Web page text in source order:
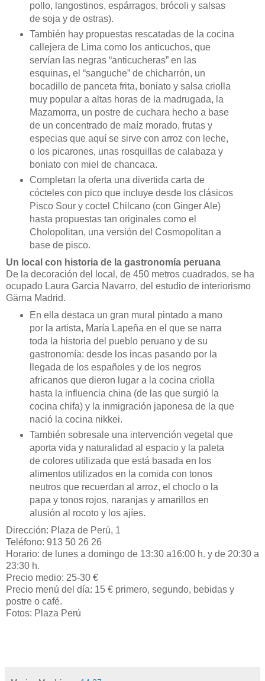
pollo, langostinos, espárragos, brócoli y salsas
de soja y de ostras).
También hay propuestas rescatadas de la cocina
callejera de Lima como los anticuchos, que
servían las negras “anticucheras” en las
esquinas, el “sanguche” de chicharrón, un
bocadillo de panceta frita, boniato y salsa criolla
muy popular a altas horas de la madrugada, la
Mazamorra, un postre de cuchara hecho a base
de un concentrado de maíz morado, frutas y
especias que aquí se sirve con arroz con leche,
o los picarones, unas rosquillas de calabaza y
boniato con miel de chancaca.
Completan la oferta una divertida carta de
cócteles con pico que incluye desde los clásicos
Pisco Sour y coctel Chilcano (con Ginger Ale)
hasta propuestas tan originales como el
Cholopolitan, una versión del Cosmopolitan a
base de pisco.
Un local con historia de la gastronomía peruana
De la decoración del local, de 450 metros cuadrados, se ha
ocupado Laura Garcia Navarro, del estudio de interiorismo
Gärna Madrid.
En ella destaca un gran mural pintado a mano
por la artista, María Lapeña en el que se narra
toda la historia del pueblo peruano y de su
gastronomía: desde los incas pasando por la
llegada de los españoles y de los negros
africanos que dieron lugar a la cocina criolla
hasta la influencia china (de las que surgió la
cocina chifa) y la inmigración japonesa de la que
nació la cocina nikkei.
También sobresale una intervención vegetal que
aporta vida y naturalidad al espacio y la paleta
de colores utilizada que está basada en los
alimentos utilizados en la comida con tonos
neutros que recuerdan al arroz, el choclo o la
papa y tonos rojos, naranjas y amarillos en
alusión al rocoto y los ajíes.
Dirección: Plaza de Perú, 1
Teléfono: 913 50 26 26
Horario: de lunes a domingo de 13:30 a16:00 h. y de 20:30 a
23:30 h.
Precio medio: 25-30 €
Precio menú del día: 15 € primero, segundo, bebidas y
postre o café.
Fotos: Plaza Perú